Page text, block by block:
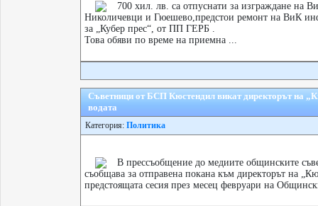
700 хил. лв. са отпуснати за изграждане на
Николичевци и Гюешево,предстои ремонт на ВиК
за „Кубер прес“, от ПП ГЕРБ .
Това обяви по време на приемна ...
Съветници от БСП Кюстендил викат директорът на
водата
Категория: Политика
В прессъобщение до медиите общинските
съобщава за отправена покана към директорът на
предстоящата сесия през месец февруари на